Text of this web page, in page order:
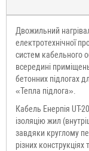
Двожильний
електротехнічної
систем кабельного
всередині
бетонних підлогах
«Тепла підлога».
Кабель Енерпія UT-
ізоляцію жил
завдяки круглому
різних